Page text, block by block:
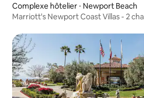
Complexe hôtelier ⋅ Newport Beach
Marriott's Newport Coast Villas - 2